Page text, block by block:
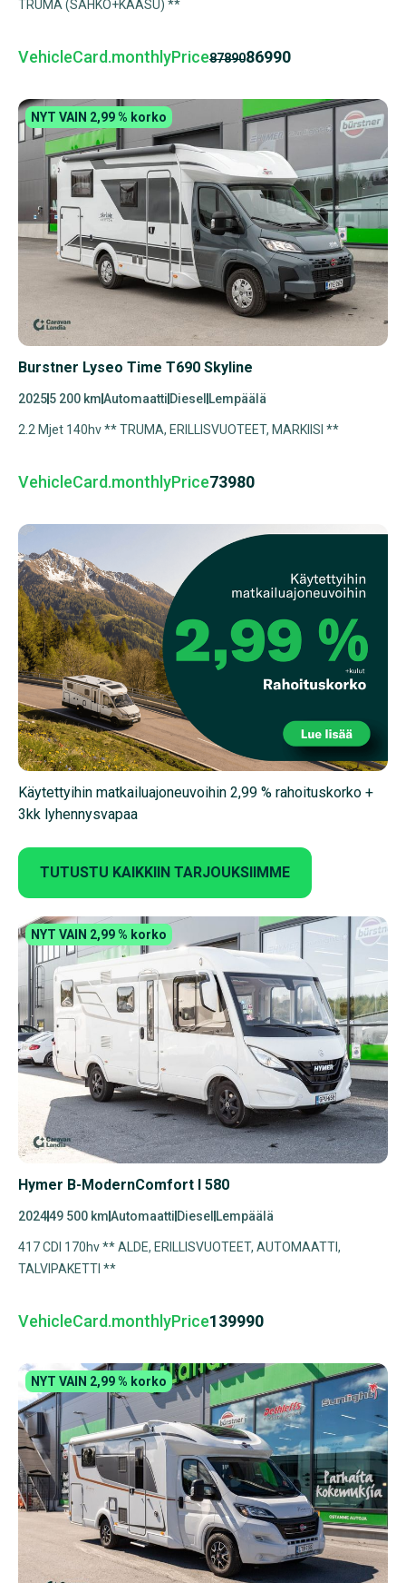
TRUMA (SÄHKÖ+KAASU) **
VehicleCard.monthlyPrice8789086990
NYT VAIN 2,99 % korko
Burstner Lyseo Time T690 Skyline
20255 200 kmAutomaatti Diesel Lempäälä
2.2 Mjet 140hv ** TRUMA, ERILLISVUOTEET, MARKIISI **
VehicleCard.monthlyPrice73980
Käytettyihin matkailuajoneuvoihin 2,99 % rahoituskorko +
3kk lyhennysvapaa
TUTUSTU KAIKKIIN TARJOUKSIIMME
NYT VAIN 2,99 % korko
Hymer B-ModernComfort I 580
202449 500 kmAutomaatti Diesel Lempäälä
417 CDI 170hv ** ALDE, ERILLISVUOTEET, AUTOMAATTI,
TALVIPAKETTI **
VehicleCard.monthlyPrice139990
NYT VAIN 2,99 % korko